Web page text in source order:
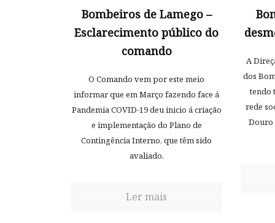
Bombeiros de Lamego –
Esclarecimento público do
comando
O Comando vem por este meio
informar que em Março fazendo face á
Pandemia COVID-19 deu inicio á criação
e implementação do Plano de
Contingência Interno, que têm sido
avaliado.
Ler mais
A
dos
tendo
rede
Douro